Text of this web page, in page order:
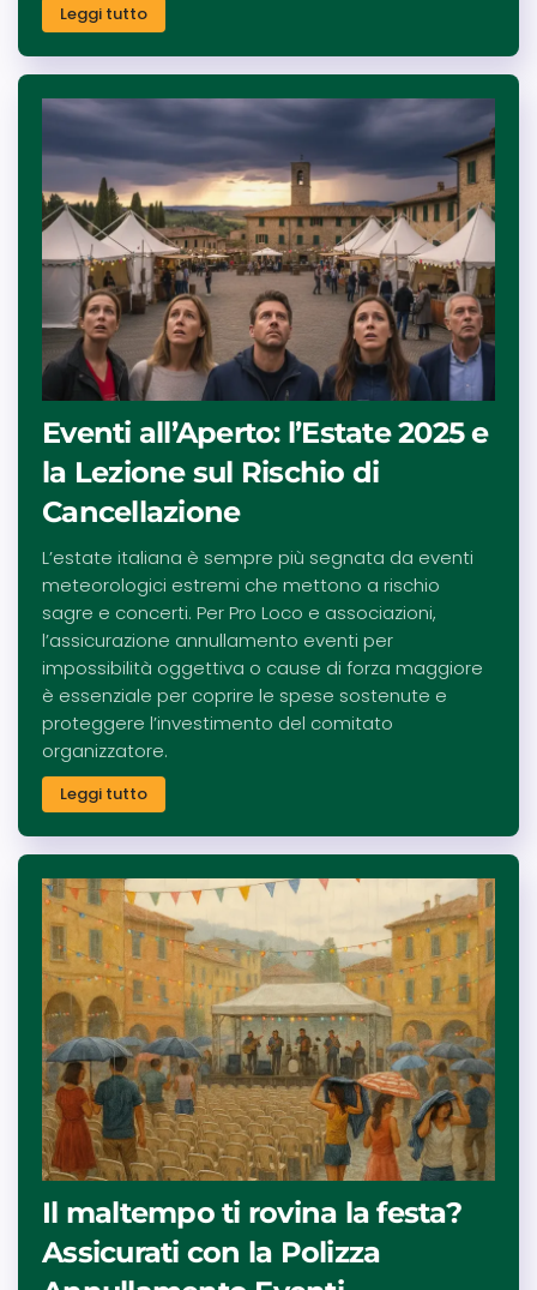
Leggi tutto
Eventi all’Aperto: l’Estate 2025 e
la Lezione sul Rischio di
Cancellazione
L’estate italiana è sempre più segnata da eventi
meteorologici estremi che mettono a rischio
sagre e concerti. Per Pro Loco e associazioni,
l’assicurazione annullamento eventi per
impossibilità oggettiva o cause di forza maggiore
è essenziale per coprire le spese sostenute e
proteggere l’investimento del comitato
organizzatore.
Leggi tutto
Il maltempo ti rovina la festa?
Assicurati con la Polizza